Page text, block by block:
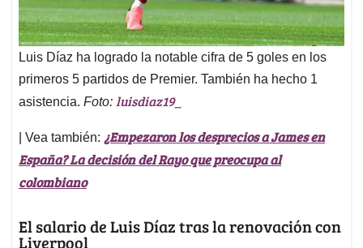
Luis Díaz ha logrado la notable cifra de 5 goles en los
primeros 5 partidos de Premier. También ha hecho 1
asistencia. Foto: luisdiaz19_
| Vea también: ¿Empezaron los desprecios a James en
España? La decisión del Rayo que preocupa al
colombiano
El salario de Luis Díaz tras la renovación con
Liverpool